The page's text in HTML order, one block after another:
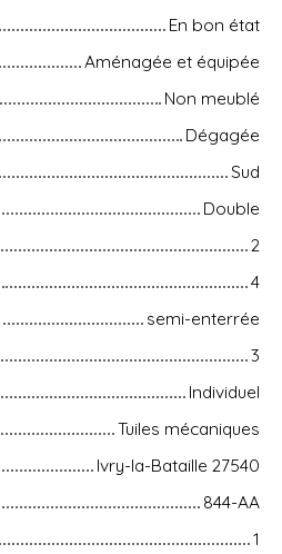
En bon état
Aménagée et équipée
Non meublé
Dégagée
Sud
Double
2
4
semi-enterrée
3
Individuel
Tuiles mécaniques
Ivry-la-Bataille 27540
844-AA
1